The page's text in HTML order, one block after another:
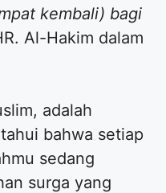
kembali) bagi
Al-Hakim dalam
adalah
bahwa setiap
sedang
surga yang